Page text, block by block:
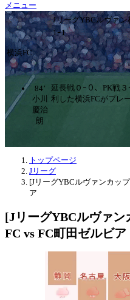
メニュー
JリーグYBCルヴァン
1ｰ1
横浜FC
延長戦０ｰ０、PK戦
利した横浜FCがプレ
84’
小川
慶治
朗
トップページ
Jリーグ
[JリーグYBCルヴァンカッ
ア
[JリーグYBCルヴァン
FC vs FC町田ゼルビア